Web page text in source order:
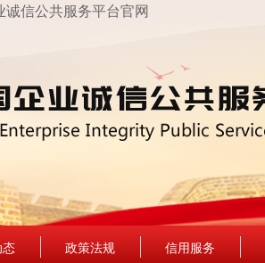
诚信公共服务平台官网
态 政策法规 信用服务